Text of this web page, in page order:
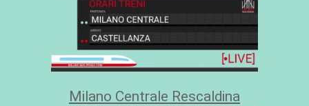
Milano Centrale Rescaldina